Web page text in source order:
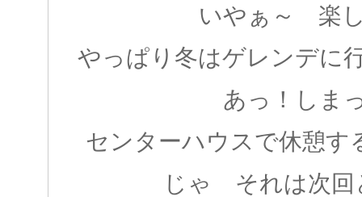
いやぁ～ 楽
やっぱり冬はゲレンデに
あっ！しま
センターハウスで休憩す
じゃ それは次回